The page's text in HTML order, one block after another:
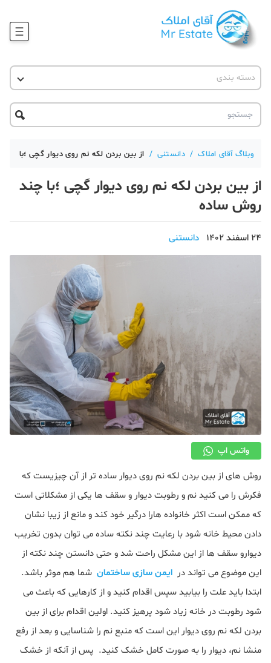
آموزش املاک
حقوقی
آکادمی
دسته بندی
آقای مشاور املاک
آکادمی آقای املاک
آموزش املاک
آموزش پلتفرم آقای املاک
تحلیل مسکن
معماری
ملکی
همایش و نمایشگاه
وبلاگ آقای املاک / دانستنی / از بین بردن لکه نم روی دیوار گچی ؛با
از بین بردن لکه نم روی دیوار گچی ؛با چند
روش ساده
24 اسفند 1402 دانستنی
واتس اپ
روش های از بین بردن لکه نم روی دیوار ساده تر از آن چیزیست که
فکرش را می کنید نم و رطوبت دیوار و سقف ها یکی از مشکلاتی است
که ممکن است اکثر خانواده هارا درگیر خود کند و مانع از زیبا نشان
دادن محیط خانه شود با رعایت چند نکته ساده می توان بدون تخریب
دیوارو سقف ها از این مشکل راحت شد و حتی دانستن چند نکته از
این موضوع می تواند در ایمن سازی ساختمان شما هم موثر باشد.
ابتدا باید علت را بیابید سپس اقدام کنید و از کارهایی که باعث می
شود رطوبت در خانه زیاد شود پرهیز کنید. اولین اقدام برای از بین
بردن لکه نم روی دیوار این است که منبع نم را شناسایی و بعد از رفع
منشا نم، دیوار را به صورت کامل خشک کنید. پس از آنکه از خشک